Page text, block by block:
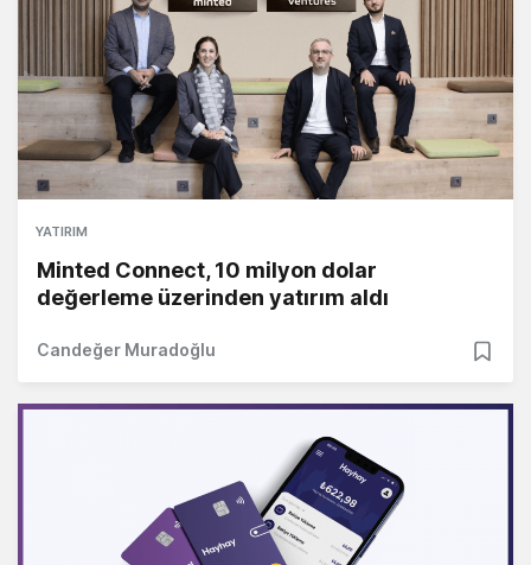
YATIRIM
Minted Connect, 10 milyon dolar
değerleme üzerinden yatırım aldı
Candeğer Muradoğlu